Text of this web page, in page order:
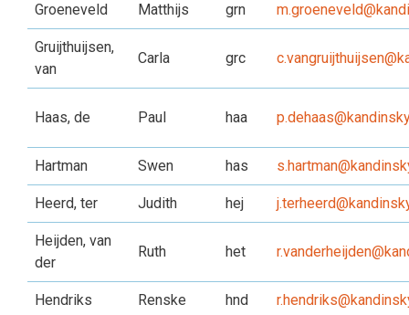
Groeneveld Matthijs grn
Gruijthuijsen,
van
Carla grc
Haas, de Paul haa
Hartman Swen has
Heerd, ter Judith hej
Heijden, van
der
Ruth het
Hendriks Renske hnd